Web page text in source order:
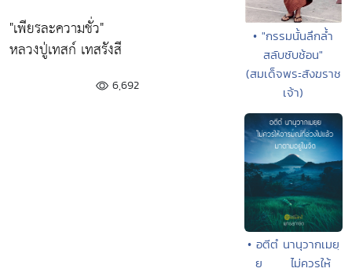
"เพียรละความชั่ว"
หลวงปู่เทสก์ เทสรังสี
6,692
• "กรรมนั้นลึกลํ้า
สลับซับช้อน"
(สมเด็จพระสังฆราช
เจ้า)
• อตีตํ นานุวากเมยฺ
ย ไม่ควรให้